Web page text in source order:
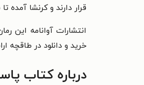
قرار دارند و کرنشا
انتشارات آوانامه این
خرید و دانلود در طاقچه
درباره کتاب